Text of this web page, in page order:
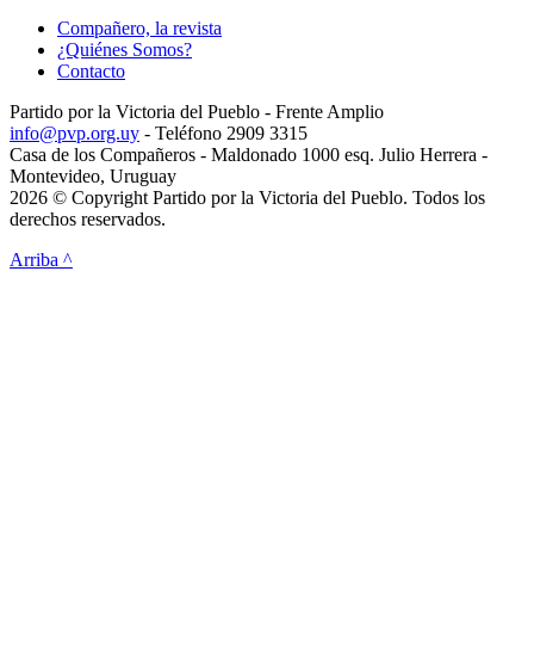
Compañero, la revista
¿Quiénes Somos?
Contacto
Partido por la Victoria del Pueblo - Frente Amplio
info@pvp.org.uy - Teléfono 2909 3315
Casa de los Compañeros - Maldonado 1000 esq. Julio Herrera -
Montevideo, Uruguay
2026 © Copyright Partido por la Victoria del Pueblo. Todos los
derechos reservados.
Arriba ^